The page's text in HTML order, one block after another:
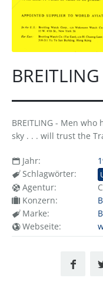
BREITLING
BREITLING - Men
sky . . . will trust the
Jahr:
Schlagwörter:
Agentur:
Konzern:
Marke:
Webseite: